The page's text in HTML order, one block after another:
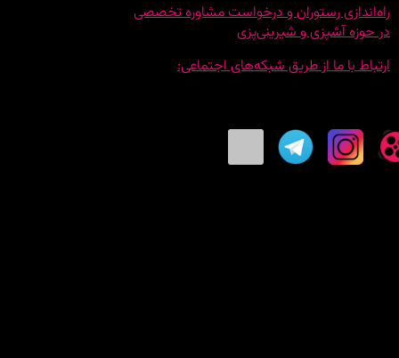
راه‌اندازی رستوران و درخواست مشاوره تخصصی
در حوزه آشپزی و شیرینی‌پزی
ارتباط با ما از طریق شبکه‌های اجتماعی: